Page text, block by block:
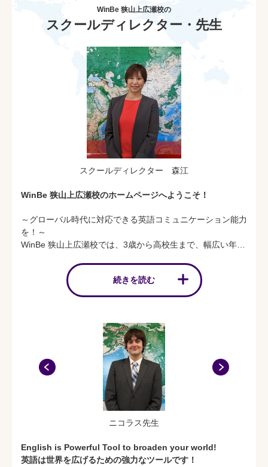
WinBe 狭山上広瀬校の
スクールディレクター・先生
スクールディレクター 森江
WinBe 狭山上広瀬校のホームページへようこそ！
～グローバル時代に対応できる英語コミュニケーション能力
を！～
WinBe 狭山上広瀬校では、3歳から高校生まで、幅広い年代
師が「聞く・話す・読み・書き」、日本人講師がフォニック
ス・英検®の授業を実施します。これからの時代は今まで以
上に英語のコミュニケーション能力が求められてくる時代で
楽しさを感じながら、未来に役立つ英語力をしっかり身につ
けていってもらいたいと強く願っています。
是非一度ご来校いただき、英語の楽しさを体験してみてくだ
さい！
続きを読む
ニコラス先生
English is Powerful Tool to broaden your world!
英語は世界を広げるための強力なツールです！